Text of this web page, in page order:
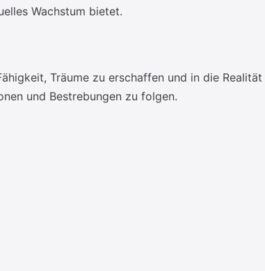
Wachstum bietet.
Träume zu erschaffen und in die Realität
und Bestrebungen zu folgen.